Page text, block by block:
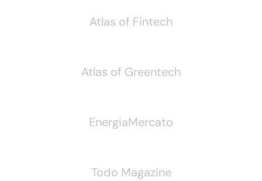
Atlas of Fintech
Atlas of Greentech
EnergiaMercato
Todo Magazine